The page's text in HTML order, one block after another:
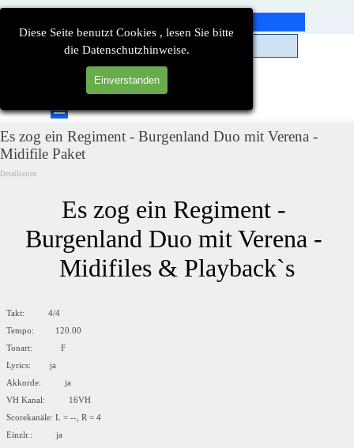
Diese Seite benutzt Cookies , lesen Sie bitte
die Datenschutzhinweise.
Einverstanden
Direkt zum Seiteninhalt
Menü überspringen
Es zog ein Regiment - Burgenland Duo mit Verena -
Midifile Paket
Detailseiten
Es zog ein Regiment -
Burgenland Duo mit Verena -
Midifiles & Playback`s
Takt: 4/4
Tempo: 120.00
Tonart: F
Lyrics: ja
Akkorde: ja
VH Kanal: 16VH
Scorekanäle: L = --, R = 4
Einzlr.: ja